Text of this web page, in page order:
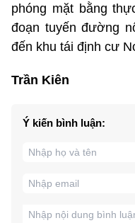
phóng mặt bằng
đoạn tuyến đường
đến khu tái định cư
Trần Kiên
Ý kiến bình luận: